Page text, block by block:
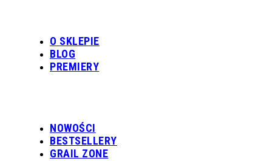
O SKLEPIE
BLOG
PREMIERY
NOWOŚCI
BESTSELLERY
GRAIL ZONE